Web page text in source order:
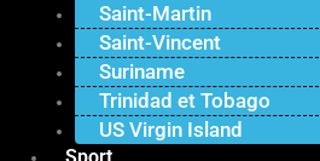
Saint-Martin
Saint-Vincent
Suriname
Trinidad et Tobago
US Virgin Island